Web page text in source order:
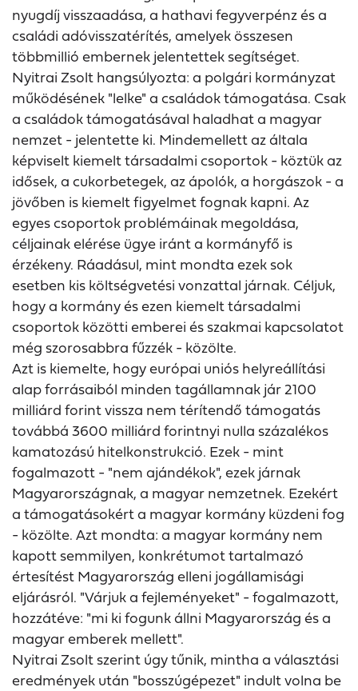
nyugdíj visszaadása, a hathavi fegyverpénz és a
családi adóvisszatérítés, amelyek összesen
többmillió embernek jelentettek segítséget.
Nyitrai Zsolt hangsúlyozta: a polgári kormányzat
működésének "lelke" a családok támogatása. Csak
a családok támogatásával haladhat a magyar
nemzet - jelentette ki. Mindemellett az általa
képviselt kiemelt társadalmi csoportok - köztük az
idősek, a cukorbetegek, az ápolók, a horgászok - a
jövőben is kiemelt figyelmet fognak kapni. Az
egyes csoportok problémáinak megoldása,
céljainak elérése ügye iránt a kormányfő is
érzékeny. Ráadásul, mint mondta ezek sok
esetben kis költségvetési vonzattal járnak. Céljuk,
hogy a kormány és ezen kiemelt társadalmi
csoportok közötti emberei és szakmai kapcsolatot
még szorosabbra fűzzék - közölte.
Azt is kiemelte, hogy európai uniós helyreállítási
alap forrásaiból minden tagállamnak jár 2100
milliárd forint vissza nem térítendő támogatás
továbbá 3600 milliárd forintnyi nulla százalékos
kamatozású hitelkonstrukció. Ezek - mint
fogalmazott - "nem ajándékok", ezek járnak
Magyarországnak, a magyar nemzetnek. Ezekért
a támogatásokért a magyar kormány küzdeni fog
- közölte. Azt mondta: a magyar kormány nem
kapott semmilyen, konkrétumot tartalmazó
értesítést Magyarország elleni jogállamisági
eljárásról. "Várjuk a fejleményeket" - fogalmazott,
hozzátéve: "mi ki fogunk állni Magyarország és a
magyar emberek mellett".
Nyitrai Zsolt szerint úgy tűnik, mintha a választási
eredmények után "bosszúgépezet" indult volna be